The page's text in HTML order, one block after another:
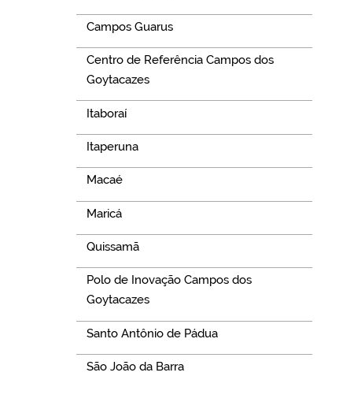
Campos Guarus
Centro de Referência Campos dos
Goytacazes
Itaboraí
Itaperuna
Macaé
Maricá
Quissamã
Polo de Inovação Campos dos
Goytacazes
Santo Antônio de Pádua
São João da Barra